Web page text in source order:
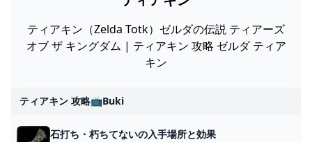
ティアキン（Zelda Totk）ゼルダの伝説 ティアーズ
オブ ザ キングダム | ティアキン 攻略 ゼルダ ティア
キン
ティアキン 攻略📺buki
石打ち・朽ちてないの入手場所と効果